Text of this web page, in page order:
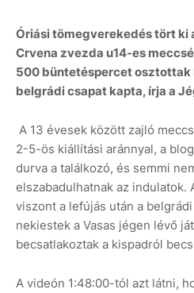
Óriási tömegverekedés tört ki
Crvena zvezda u14-es
500 büntetéspercet osztottak
belgrádi csapat kapta, írja a
A 13 évesek között zajló
2-5-ös kiállítási aránnyal, a
durva a találkozó, és semmi
elszabadulhatnak az indulatok.
viszont a lefújás után a
nekiestek a Vasas jégen lévő
becsatlakoztak a kispadról
A videón 1:48:00-tól azt látni,